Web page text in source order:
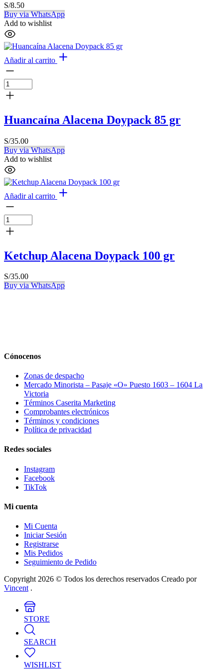
S/8.50
Buy via WhatsApp
Add to wishlist
Añadir al carrito
Huancaína Alacena Doypack 85 gr
S/35.00
Buy via WhatsApp
Add to wishlist
Añadir al carrito
Ketchup Alacena Doypack 100 gr
S/35.00
Buy via WhatsApp
Cónocenos
Zonas de despacho
Mercado Minorista – Pasaje «O» Puesto 1603 – 1604 La
Victoria
Términos Caserita Marketing
Comprobantes electrónicos
Términos y condiciones
Política de privacidad
Redes sociales
Instagram
Facebook
TikTok
Mi cuenta
Mi Cuenta
Iniciar Sesión
Registrarse
Mis Pedidos
Seguimiento de Pedido
Copyright 2026 © Todos los derechos reservados Creado por
Vincent .
STORE
SEARCH
WISHLIST